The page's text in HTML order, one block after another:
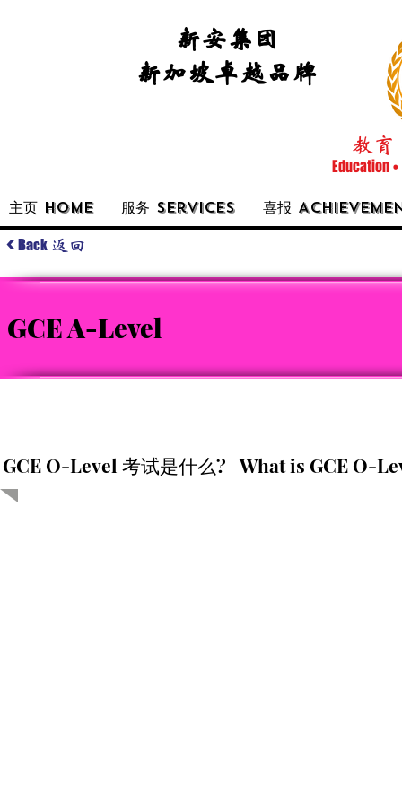
新安集团
新加坡卓越品牌
教育
Education
主页 Home 服务 Services 喜报
< Back 返回
GCE A-Level
GCE O-Level 考试是什么? What is GCE O-